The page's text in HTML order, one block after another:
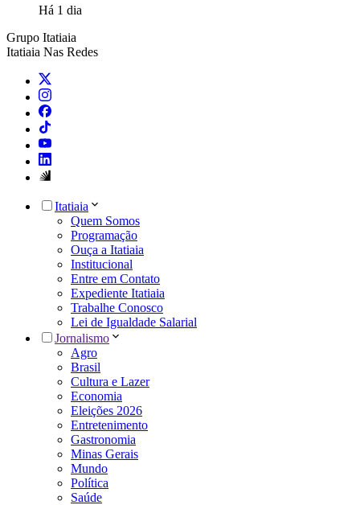
Há 1 dia
Grupo Itatiaia
Itatiaia Nas Redes
Itatiaia
Quem Somos
Programação
Ouça a Itatiaia
Institucional
Entre em Contato
Expediente Itatiaia
Trabalhe Conosco
Lei de Igualdade Salarial
Jornalismo
Agro
Brasil
Cultura e Lazer
Economia
Eleições 2026
Entretenimento
Gastronomia
Minas Gerais
Mundo
Política
Saúde